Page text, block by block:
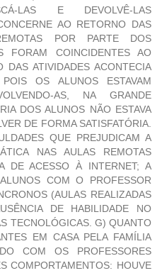
LAS E DEVOLVÊ-LAS
AO RETORNO DAS
POR PARTE DOS
FORAM COINCIDENTES AO
DAS ATIVIDADES ACONTECIA
OS ALUNOS ESTAVAM
AS, NA GRANDE
DOS ALUNOS NÃO ESTAVA
DE FORMA SATISFATÓRIA.
QUE PREJUDICAM A
NAS AULAS REMOTAS
DE ACESSO À INTERNET; A
COM O PROFESSOR
(AULAS REALIZADAS
DE HABILIDADE NO
TECNOLÓGICAS. G) QUANTO
EM CASA PELA FAMÍLIA
COM OS PROFESSORES
COMPORTAMENTOS: HOUVE